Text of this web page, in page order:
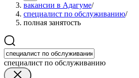
вакансии в Адагуме/
специалист по обслуживанию/
полная занятость
специалист по обслуживанию